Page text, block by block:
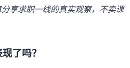
享求职一线的真实观察，不卖课
了吗？